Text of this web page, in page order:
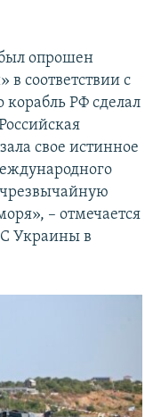
опрошен
соответствии с
РФ сделал
свое истинное
– отмечается
Украины в